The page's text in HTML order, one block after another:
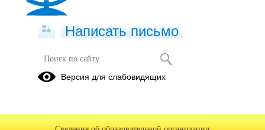
ПРОФСОЮЗ
18.03.2021 Председателям о Всероссийской эстафете
Написать письмо
Версия для слабовидящих